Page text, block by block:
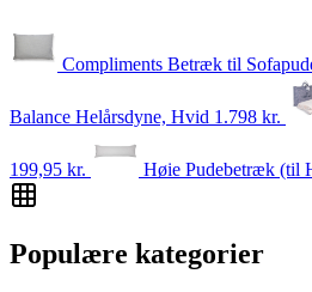
Compliments Betræk til
Balance Helårsdyne, Hvid 1.798 kr.
199,95 kr. Høie Pudebetræk (til
Populære kategorier